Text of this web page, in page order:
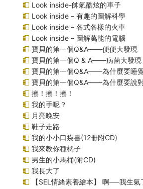
Look inside-帥氣酷炫的車子
Look inside – 有趣的圖解科學
Look inside – 各式各樣的火車
Look inside – 圖解萬能的電腦
寶貝的第一個Q&A――便便大發現
寶貝的第一個Q & A――病菌大發現
寶貝的第一個Q&A——為什麼要睡
寶貝的第一個Q&A――為什麼要說
擦！擦！擦！
我的手呢？
月亮晚安
鞋子走路
我的小小口袋書(12冊附CD)
我來教你種橘子
男生的小馬桶(附CD)
我長大了
【SEL情緒素養繪本】 啊──我生